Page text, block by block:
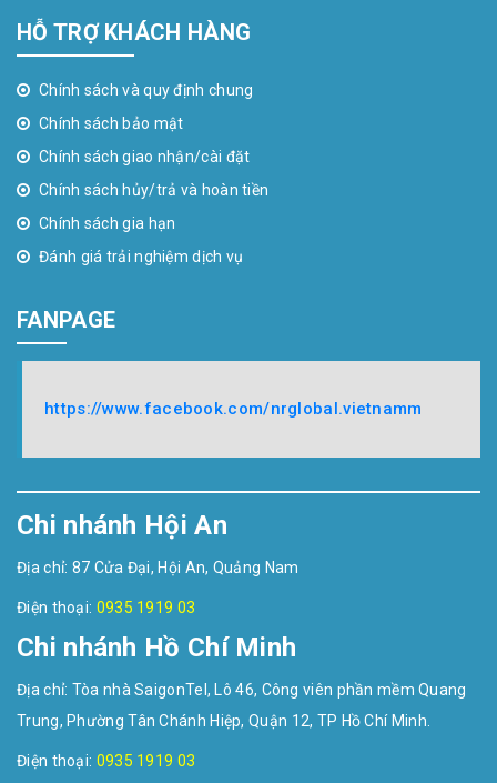
HỖ TRỢ KHÁCH HÀNG
Chính sách và quy định chung
Chính sách bảo mật
Chính sách giao nhận/cài đặt
Chính sách hủy/trả và hoàn tiền
Chính sách gia hạn
Đánh giá trải nghiệm dịch vụ
FANPAGE
https://www.facebook.com/nrglobal.vietnamm
Chi nhánh Hội An
Địa chỉ: 87 Cửa Đại, Hội An, Quảng Nam
Điện thoại: 0935 1919 03
Chi nhánh Hồ Chí Minh
Địa chỉ: Tòa nhà SaigonTel, Lô 46, Công viên phần mềm Quang
Trung, Phường Tân Chánh Hiệp, Quận 12, TP Hồ Chí Minh.
Điện thoại: 0935 1919 03